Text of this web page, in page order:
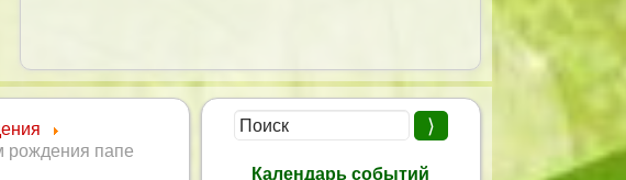
Жить в радости, не зная скуки,
Всегда счастливо и без бед.
рождения папе
Календарь событий